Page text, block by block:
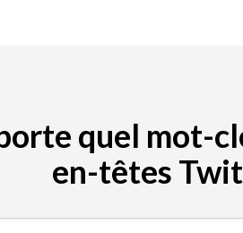
quel mot-
en-têtes